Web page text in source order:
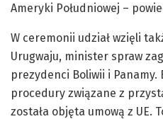
Ameryki Południowej –
W ceremonii udział wzięli
Urugwaju, minister spraw
prezydenci Boliwii i
procedury związane z
została objęta umową z UE.